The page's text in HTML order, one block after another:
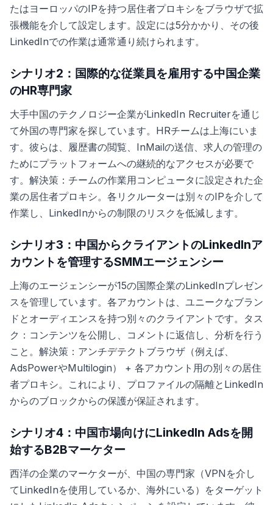
たはヨーロッパのIPを持つ居住者プロキシをブラウザで拡
張機能を介して設定します。設定には5分かかり、その後
LinkedInでの作業は通常通り続けられます。
シナリオ2：国際的な従業員を雇用する中国企業
のHR専門家
大手中国のテクノロジー企業がLinkedIn Recruiterを通じ
て外国の専門家を探しています。HRチームは上海にいま
す。彼らは、履歴書の閲覧、InMailの送信、求人の管理の
ためにプラットフォームへの継続的なアクセスが必要で
す。解決策：チームの作業用コンピュータに設定された企
業の居住者プロキシ。各リクルーターは別々のIPを介して
作業し、LinkedInからの制限のリスクを低減します。
シナリオ3：中国からクライアントのLinkedInア
カウントを管理するSMMエージェンシー
上海のエージェンシーが15の国際企業のLinkedInプレゼン
スを管理しています。各アカウントは、ユニークなブラン
ドとオーディエンスを持つ別々のクライアントです。タス
ク：コンテンツを公開し、コメントに返信し、分析を行う
こと。解決策：アンチデテクトブラウザ（例えば、
AdsPowerやMultilogin） + 各アカウント用の別々の居住
者プロキシ。これにより、プロファイルの隔離とLinkedIn
からのブロックからの保護が保証されます。
シナリオ4：中国市場向けにLinkedIn Adsを開
始するB2Bマーケター
西洋の企業のマーケターが、中国の専門家（VPNを介し
てLinkedInを使用しているか、海外にいる）をターゲット